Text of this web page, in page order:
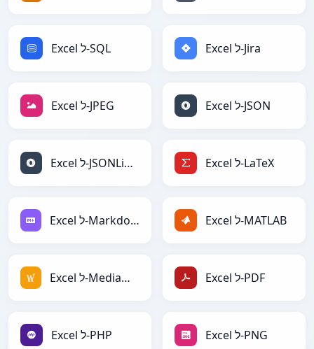
Excel ל-SQL Excel ל-Jira
Excel ל-JPEG Excel ל-JSON
Excel ל-JSONLines Excel ל-LaTeX
Excel ל-Markdown Excel ל-MATLAB
Excel ל-MediaWiki Excel ל-PDF
Excel ל-PHP Excel ל-PNG